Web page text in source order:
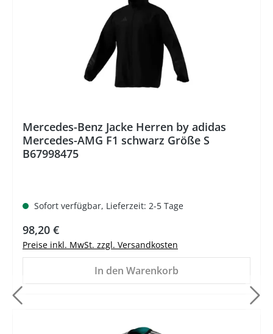
Mercedes-Benz Jacke Herren by adidas
Mercedes-AMG F1 schwarz Größe S
B67998475
Sofort verfügbar, Lieferzeit: 2-5 Tage
Regulärer Preis:
98,20 €
Preise inkl. MwSt. zzgl. Versandkosten
In den Warenkorb